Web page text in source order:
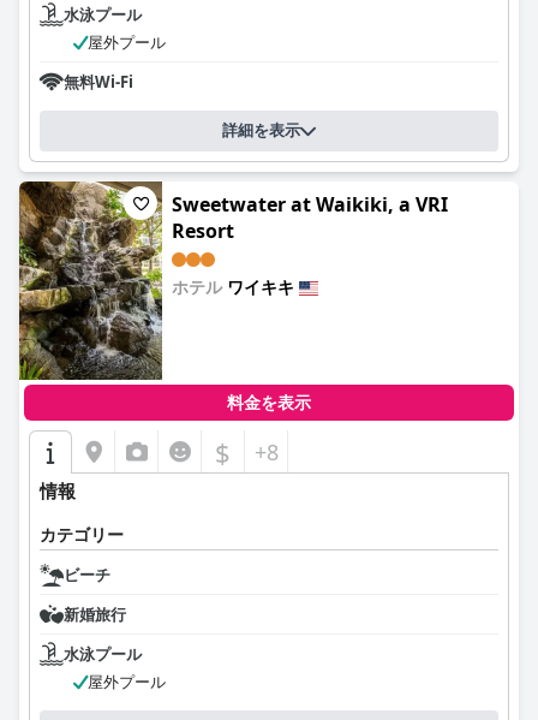
水泳プール
屋外プール
無料Wi-Fi
詳細を表示
Sweetwater at Waikiki, a VRI
Resort
ホテル ワイキキ
料金を表示
$ +8
情報
カテゴリー
ビーチ
新婚旅行
水泳プール
屋外プール